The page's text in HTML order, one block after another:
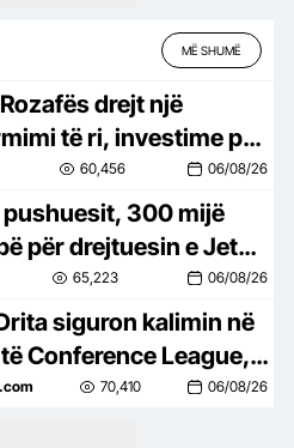
MË SHUMË
drejt një
të ri, investime për
dhe turizmin
60,456 06/08/26
pushuesit, 300 mijë
për drejtuesin e Jet
65,223 06/08/26
siguron kalimin në
Conference League, e
një ndeshje takimin
70,410 06/08/26